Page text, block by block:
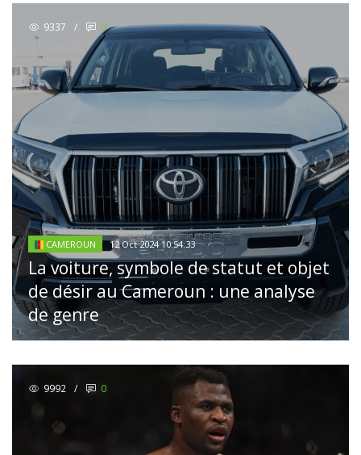
9337 / 0
CAMEROUN 12 Oct 2024 10:54:33
La voiture, symbole de statut et objet
de désir au Cameroun : une analyse
de genre
9992 / 0